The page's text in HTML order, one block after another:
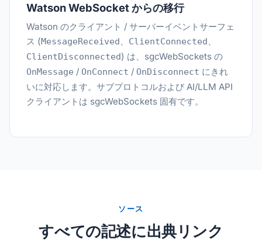
Watson WebSocket からの移行
Watson のクライアント / サーバーイベントサーフェ
ス (MessageReceived ClientConnected
ClientDisconnected) は、sgcWebSockets の
OnMessage / OnConnect / OnDisconnect にきれ
いに対応します。サブプロトコルおよび AI/LLM API
クライアントは sgcWebSockets 固有です。
ソース
すべての記述に出典リンク